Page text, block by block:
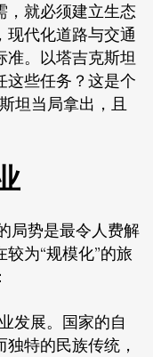
，就必须建立生态
现代化道路与交通
准。以塔吉克斯坦
这些任务？这是个
坦当局拿出，且
局势是最令人费解
为“规模化”的旅
发展。国家的自
特的民族传统，